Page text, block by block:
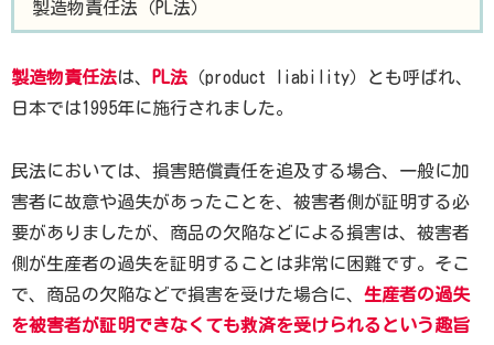
製造物責任法（PL法）
製造物責任法は、 PL法 （product liability）とも呼ばれ、
日本では1995年に施行されました。
民法においては、損害賠償責任を追及する場合、一般に加
害者に故意や過失があったことを、被害者側が証明する必
要がありましたが、商品の欠陥などによる損害は、被害者
側が生産者の過失を証明することは非常に困難です。そこ
で、商品の欠陥などで損害を受けた場合に、 生産者の過失
を被害者が証明できなくても救済を受けられるという趣旨